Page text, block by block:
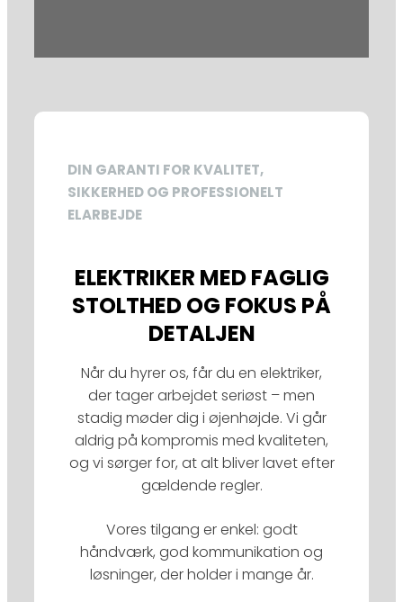
DIN GARANTI FOR KVALITET,
SIKKERHED OG PROFESSIONELT
ELARBEJDE
ELEKTRIKER MED FAGLIG
STOLTHED OG FOKUS PÅ
DETALJEN
Når du hyrer os, får du en elektriker,
der tager arbejdet seriøst – men
stadig møder dig i øjenhøjde. Vi går
aldrig på kompromis med kvaliteten,
og vi sørger for, at alt bliver lavet efter
gældende regler.
Vores tilgang er enkel: godt
håndværk, god kommunikation og
løsninger, der holder i mange år.